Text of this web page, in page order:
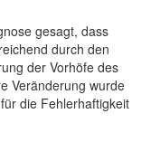
gesagt, dass
durch den
der Vorhöfe des
Veränderung wurde
die Fehlerhaftigkeit